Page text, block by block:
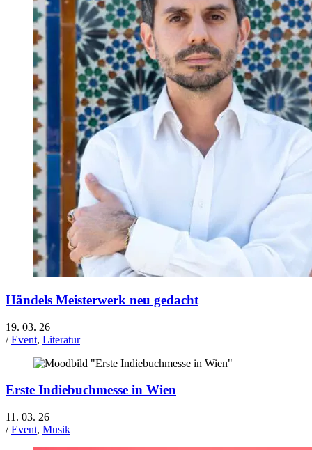
Händels Meisterwerk neu gedacht
19. 03. 26
/Event, Literatur
Erste Indiebuchmesse in Wien
11. 03. 26
/Event, Musik